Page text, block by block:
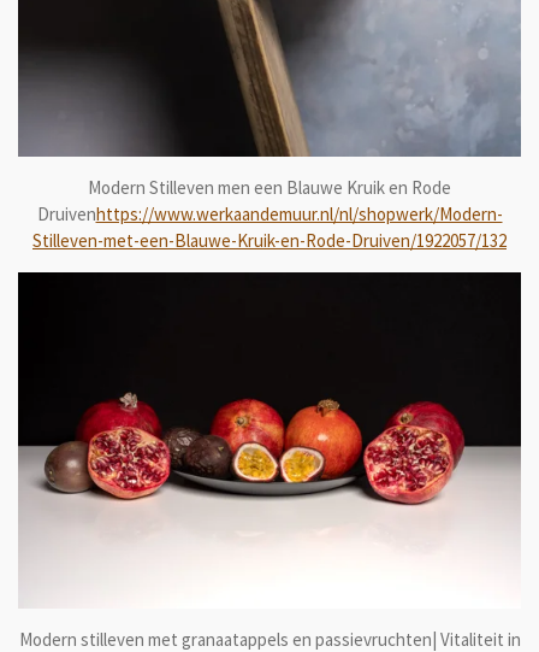
Modern Stilleven men een Blauwe Kruik en Rode
Druivenhttps://www.werkaandemuur.nl/nl/shopwerk/Modern-
Stilleven-met-een-Blauwe-Kruik-en-Rode-Druiven/1922057/132
Modern stilleven met granaatappels en passievruchten| Vitaliteit in